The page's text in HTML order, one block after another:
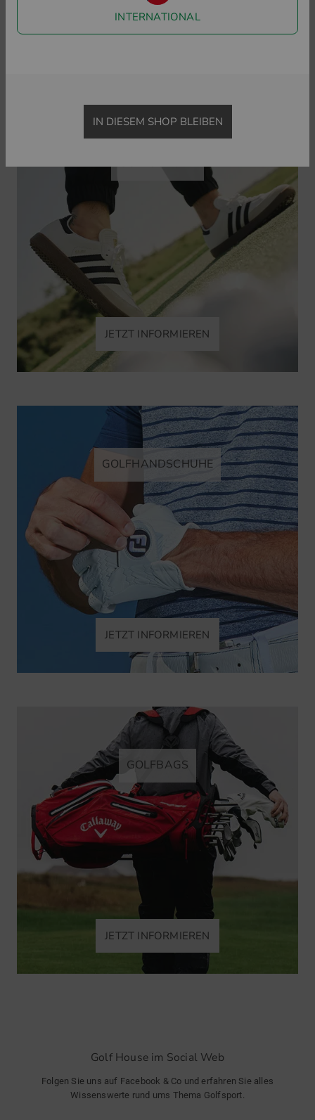
JETZT INFORMIEREN
GOLFSCHUHE
JETZT INFORMIEREN
GOLFHANDSCHUHE
JETZT INFORMIEREN
GOLFBAGS
JETZT INFORMIEREN
Golf House im Social Web
Folgen Sie uns auf Facebook & Co und erfahren Sie alles
Wissenswerte rund ums Thema Golfsport.
INTERNATIONAL
IN DIESEM SHOP BLEIBEN